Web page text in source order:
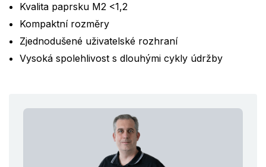
Kvalita paprsku M2 <1,2
Kompaktní rozměry
Zjednodušené uživatelské rozhraní
Vysoká spolehlivost s dlouhými cykly údržby